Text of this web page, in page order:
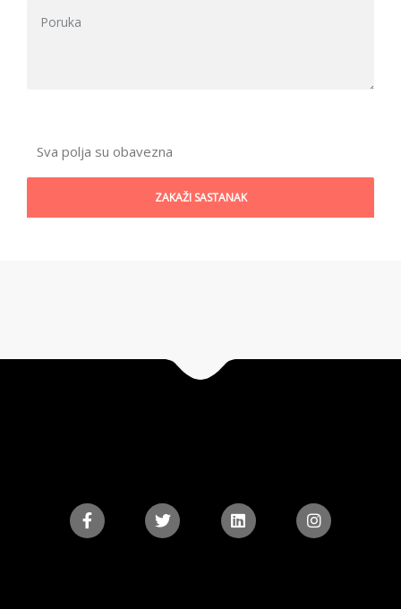
Sva polja su obavezna